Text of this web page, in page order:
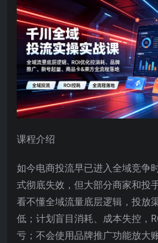
课程介绍
如今电商投流早已进入全域竞争
式彻底失效，但大部分商家和投
看不懂全域流量底层逻辑，投放
低；计划盲目消耗、成本失控，
亏；不会使用品牌推广功能放大